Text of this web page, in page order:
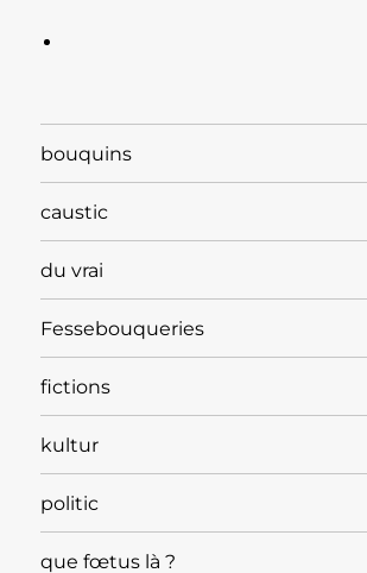
bouquins
caustic
du vrai
Fessebouqueries
fictions
kultur
politic
que fœtus là ?